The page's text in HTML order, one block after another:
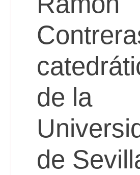
Comunicación Audiovisual
Doble Grado PER/CAV
#YoPractico
Boletines
de la
de